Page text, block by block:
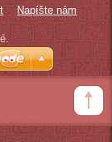
Napíšte nám